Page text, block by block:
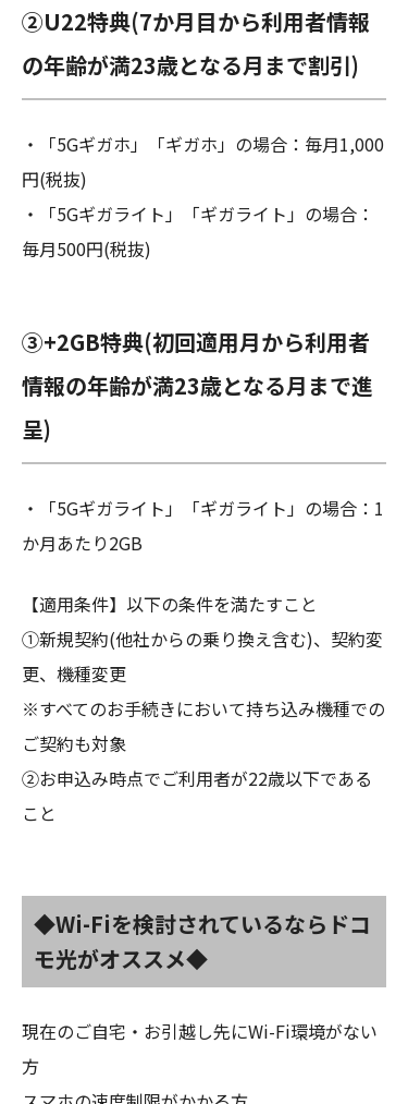
②U22特典(7か月目から利用者情報
の年齢が満23歳となる月まで割引)
・「5Gギガホ」「ギガホ」の場合：毎月1,000
円(税抜)
・「5Gギガライト」「ギガライト」の場合：
毎月500円(税抜)
③+2GB特典(初回適用月から利用者
情報の年齢が満23歳となる月まで進
呈)
・「5Gギガライト」「ギガライト」の場合：1
か月あたり2GB
【適用条件】以下の条件を満たすこと
①新規契約(他社からの乗り換え含む)、契約変
更、機種変更
※すべてのお手続きにおいて持ち込み機種での
ご契約も対象
②お申込み時点でご利用者が22歳以下である
こと
◆Wi-Fiを検討されているならドコ
モ光がオススメ◆
現在のご自宅・お引越し先にWi-Fi環境がない
方